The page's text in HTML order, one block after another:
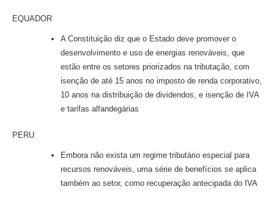
EQUADOR
A Constituição diz que o Estado deve promover o
desenvolvimento e uso de energias renováveis, que
estão entre os setores priorizados na tributação, com
isenção de até 15 anos no imposto de renda corporativo,
10 anos na distribuição de dividendos, e isenção de IVA
e tarifas alfandegárias
PERU
Embora não exista um regime tributário especial para
recursos renováveis, uma série de benefícios se aplica
também ao setor, como recuperação antecipada do IVA